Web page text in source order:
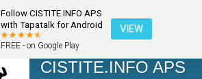
Follow CISTITE.INFO APS
with Tapatalk for Android
FREE - on Google Play
VIEW
CISTITE.INFO APS